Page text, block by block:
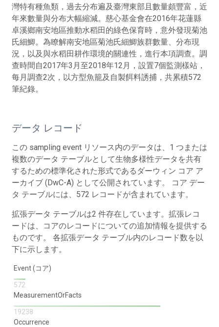
灣特有種魚類，過去分布遍及臺灣東部且數量頗豐富，近
年來數量與分布大幅縮減。慈心基金會在2016年花蓮縣
卓溪鄉南安地區推動水稻田的綠色保育時，意外發現菊池
氏細鯽。為瞭解南安地區菊池氏細鯽族群數量、分布現
況，以及與水稻田耕作環境的關連性，進行本項調查。調
查時間自2017年3月至2018年12月，設置7個監測樣站，
每月調查2次，以方型魚籠及自製餌料誘捕，共累積572
筆紀錄。
データ レコード
この sampling event リソース内のデータは、1 つまたは
複数のデータ テーブルとして生物多様性データを共有
するための標準化された形式であるダーウィン コア ア
ーカイブ (DwC-A) として公開されています。 コア デー
タ テーブルには、572 レコードが含まれています。
拡張データ テーブルは2 件存在しています。拡張レコ
ードは、コアのレコードについての追加情報を提供する
ものです。 各拡張データ テーブル内のレコード数を以
下に示します。
Event (コア)
572
MeasurementOrFacts
19238
Occurrence